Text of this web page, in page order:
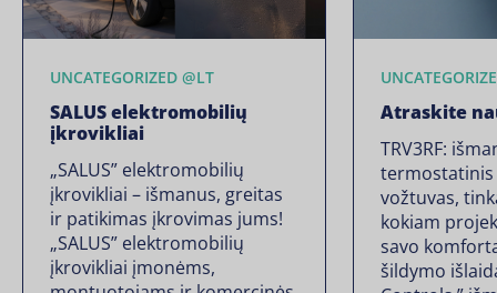
UNCATEGORIZED @LT
SALUS elektromobilių
įkrovikliai
„SALUS” elektromobilių
įkrovikliai – išmanus, greitas
ir patikimas įkrovimas jums!
„SALUS” elektromobilių
įkrovikliai įmonėms,
Atraskite
TRV3RF:
vožtuvas,
kokiam
savo
šildymo